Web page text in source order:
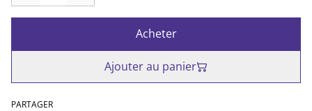
Acheter
Ajouter au panier
PARTAGER